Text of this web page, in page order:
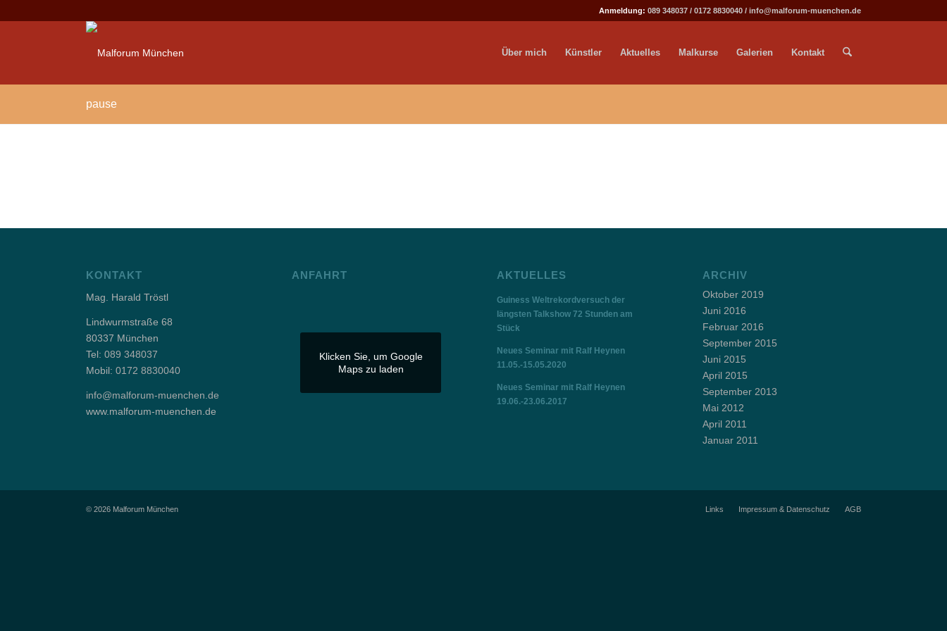
Anmeldung: 089 348037 / 0172 8830040 / info@malforum-muenchen.de
Über mich Künstler Aktuelles Malkurse Galerien Kontakt
pause
KONTAKT
Mag. Harald Tröstl
Lindwurmstraße 68
80337 München
Tel: 089 348037
Mobil: 0172 8830040
info@malforum-muenchen.de
www.malforum-muenchen.de
ANFAHRT
Klicken Sie, um Google
Maps zu laden
AKTUELLES
Guiness Weltrekordversuch der
längsten Talkshow 72 Stunden am
Stück
Neues Seminar mit Ralf Heynen
11.05.-15.05.2020
Neues Seminar mit Ralf Heynen
19.06.-23.06.2017
ARCHIV
Oktober 2019
Juni 2016
Februar 2016
September 2015
Juni 2015
April 2015
September 2013
Mai 2012
April 2011
Januar 2011
© 2026 Malforum München Links Impressum & Datenschutz AGB